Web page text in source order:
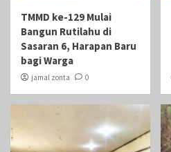
TMMD ke-129 Mulai
Bangun Rutilahu di
Sasaran 6, Harapan Baru
bagi Warga
jamal zonta 0